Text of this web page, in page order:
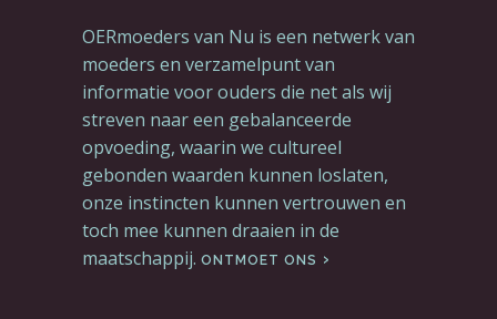
OERmoeders van Nu is een netwerk van
moeders en verzamelpunt van
informatie voor ouders die net als wij
streven naar een gebalanceerde
opvoeding, waarin we cultureel
gebonden waarden kunnen loslaten,
onze instincten kunnen vertrouwen en
toch mee kunnen draaien in de
maatschappij. ONTMOET ONS